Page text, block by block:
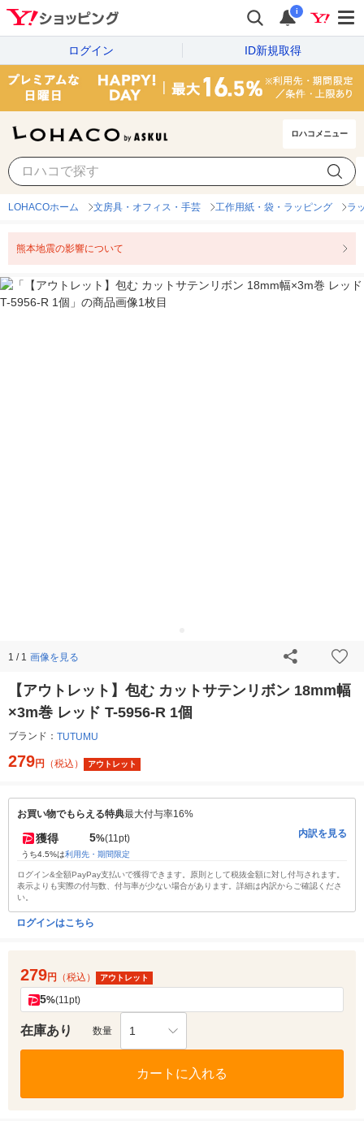
i
ログイン ID新規取得
ロハコメニュー
LOHACOホーム 文房具・オフィス・手芸 工作用紙・袋・ラッピング ラ
熊本地震の影響について
1 / 1 画像を見る
【アウトレット】包む カットサテンリボン 18mm幅
×3m巻 レッド T-5956-R 1個
ブランド： TUTUMU
279円 （税込） アウトレット
お買い物でもらえる特典最大付与率16%
獲得 5%(11pt)
うち4.5%は利用先・期間限定
内訳を見る
ログイン&全額PayPay支払いで獲得できます。原則として税抜金額に対し付与されます。
表示よりも実際の付与数、付与率が少ない場合があります。詳細は内訳からご確認くださ
い。
ログインはこちら
279円 （税込） アウトレット
5%(11pt)
在庫あり 数量 1
カートに入れる